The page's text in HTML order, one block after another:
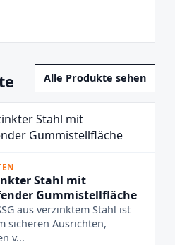
Alle Produkte sehen
Stahl mit
Gummistellfläche
aus verzinktem Stahl ist
sicheren Ausrichten,
v...